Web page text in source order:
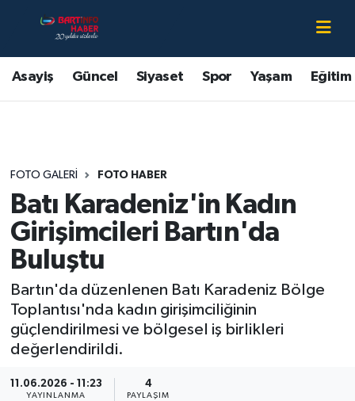
Asayiş Güncel Siyaset Spor Yaşam Eğitim
FOTO GALERI FOTO HABER
Batı Karadeniz'in Kadın
Girişimcileri Bartın'da
Buluştu
Bartın'da düzenlenen Batı Karadeniz Bölge
Toplantısı'nda kadın girişimciliğinin
güçlendirilmesi ve bölgesel iş birlikleri
değerlendirildi.
11.06.2026 - 11:23
YAYINLANMA
4
PAYLAŞIM
Asayiş
Bartın Hakkında
Eğitim
Ekonomi
Güncel
Kültür-Sanat
Magazin
Medya
Bartın Nöbetçi Eczaneler
Bartın Hava Durumu
Bartın Trafik Yoğunluk Haritası
Süper Lig Puan Durumu ve Fikstür
Tüm Manşetler
Son Dakika Haberleri
Haber Arşivi